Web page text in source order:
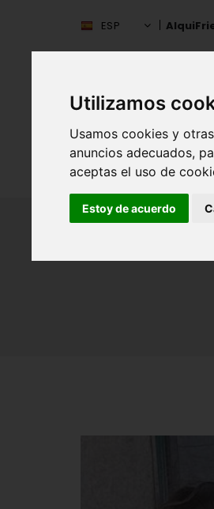
Utilizamos
Usamos cookies y
anuncios adecuados,
aceptas el uso de
Estoy de acuerdo
ESP
ESPAÑA